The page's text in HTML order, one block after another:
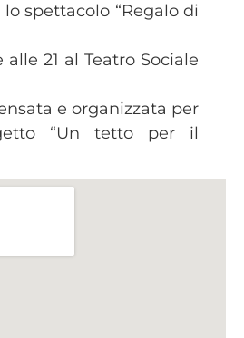
spettacolo “Regalo di
21 al Teatro Sociale
e organizzata per
“Un tetto per il